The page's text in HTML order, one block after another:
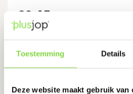
Toestemming Details
Deze website maakt gebruik van
€2.15